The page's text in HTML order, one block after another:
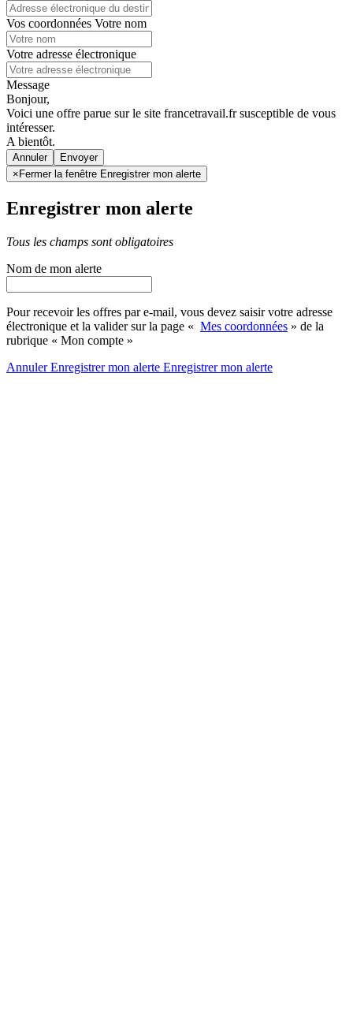
Vos coordonnées Votre nom
Votre adresse électronique
Message
Bonjour,
Voici une offre parue sur le site francetravail.fr susceptible de vous
intéresser.
A bientôt.
Annuler
× Fermer la fenêtre Enregistrer mon alerte
Enregistrer mon alerte
Tous les champs sont obligatoires
Nom de mon alerte
Pour recevoir les offres par e-mail, vous devez saisir votre adresse
électronique et la valider sur la page « Mes coordonnées » de la
rubrique « Mon compte »
AnnulerEnregistrer mon alerte Enregistrermon alerte